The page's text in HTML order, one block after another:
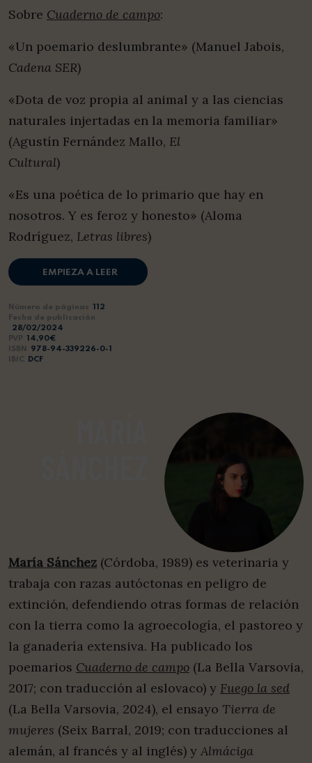
Sobre Cuaderno de campo:
«Un poemario deslumbrante» (Manuel Jabois,
Cadena SER)
«Dota de voz propia al animal y a las ciencias
naturales injertadas en la memoria familiar»
(Agustín Fernández Mallo, El
Cultural)
«Es una poética de lo primario que hay en
nosotros. Y es feroz y honesto» (Aloma
Rodríguez, Letras libres)
EMPIEZA A LEER
Número de páginas
112
Fecha de publicación
28/02/2024
PVP
14,90€
ISBN
978-94-339226-0-1
IBIC
DCF
María Sánchez (Córdoba, 1989) es veterinaria y
trabaja con razas autóctonas en peligro de
extinción, defendiendo otras formas de relación
con la tierra como la agroecología, el pastoreo y
la ganadería extensiva. Ha publicado los
poemarios Cuaderno de campo (La Bella Varsovia,
2017; con traducción al eslovaco) y Fuego la sed
(La Bella Varsovia, 2024), el ensayo Tierra de
mujeres (Seix Barral, 2019; con traducciones al
alemán, al francés y al inglés) y Almáciga